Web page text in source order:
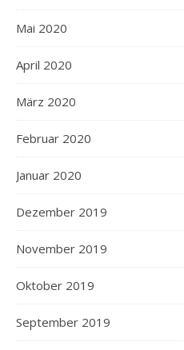
Mai 2020
April 2020
März 2020
Februar 2020
Januar 2020
Dezember 2019
November 2019
Oktober 2019
September 2019